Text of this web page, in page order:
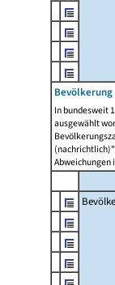
In bundesweit
ausgewählt
Abweichungen